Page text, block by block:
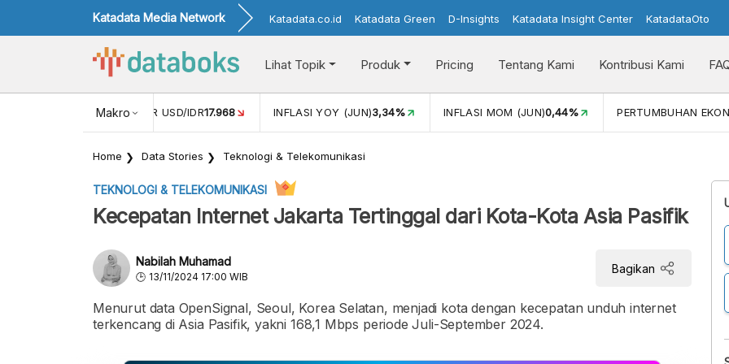
Katadata Media Network Katadata.co.id Katadata Green D-Insights Katadata Insight Center KatadataOto
Lihat Topik Produk Pricing Tentang Kami Kontribusi Kami
Makro
NILAI TUKAR USD/IDR17.968 INFLASI YOY (JUN)3,34% INFLASI MOM (JUN)0,44% PERTUMBUHAN
Home Data Stories Teknologi & Telekomunikasi
TEKNOLOGI & TELEKOMUNIKASI
Kecepatan Internet Jakarta Tertinggal dari Kota-Kota Asia Pasifik
Nabilah Muhamad
13/11/2024 17:00 WIB
Bagikan
Menurut data OpenSignal, Seoul, Korea Selatan, menjadi kota dengan kecepatan unduh internet
terkencang di Asia Pasifik, yakni 168,1 Mbps periode Juli-September 2024.